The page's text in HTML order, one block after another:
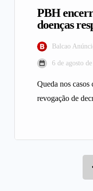
PBH
doenças
Balcao
6 de agosto
Queda nos
revogação de